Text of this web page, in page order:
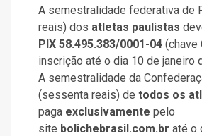
A semestralidade federativa de
reais) dos atletas paulistas
PIX 58.495.383/0001-04 (chave
inscrição até o dia 10 de janeiro
A semestralidade da
(sessenta reais) de todos os
paga exclusivamente pelo
site bolichebrasil.com.br até o